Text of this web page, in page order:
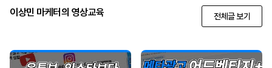
이상민 마케터의 영상교육 전체글 보기